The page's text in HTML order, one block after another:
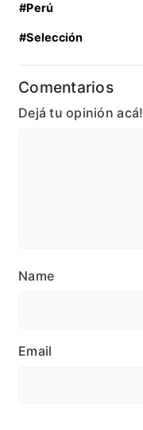
#Perú
#Selección
Comentarios
Dejá tu opinión acá!
Name
Email